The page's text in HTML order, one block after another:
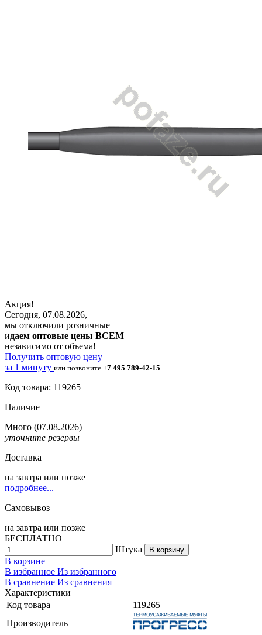
Акция!
Сегодня, 07.08.2026,
мы отключили розничные
идаем оптовые цены ВСЕМ
независимо от объема!
Получить оптовую цену
за 1 минуту или позвоните +7 495 789-42-15
Код товара: 119265
Наличие
Много (07.08.2026)
уточните резервы
Доставка
на завтра или позже
подробнее...
Самовывоз
на завтра или позже
БЕСПЛАТНО
Штука
В корзину
В корзине
В избранное Из избранного
В сравнение Из сравнения
Характеристики
Код товара
119265
Производитель